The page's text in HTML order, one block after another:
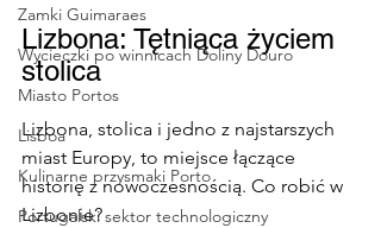
Zamki Guimaraes
Wycieczki po winnicach Doliny Douro
Miasto Portos
Lisboa
Kulinarne przysmaki Porto
Portugalski sektor technologiczny
Lizbona: Tętniąca życiem
stolica
Lizbona, stolica i jedno z najstarszych
miast Europy, to miejsce łączące
historię z nowoczesnością. Co robić w
Lizbonie?